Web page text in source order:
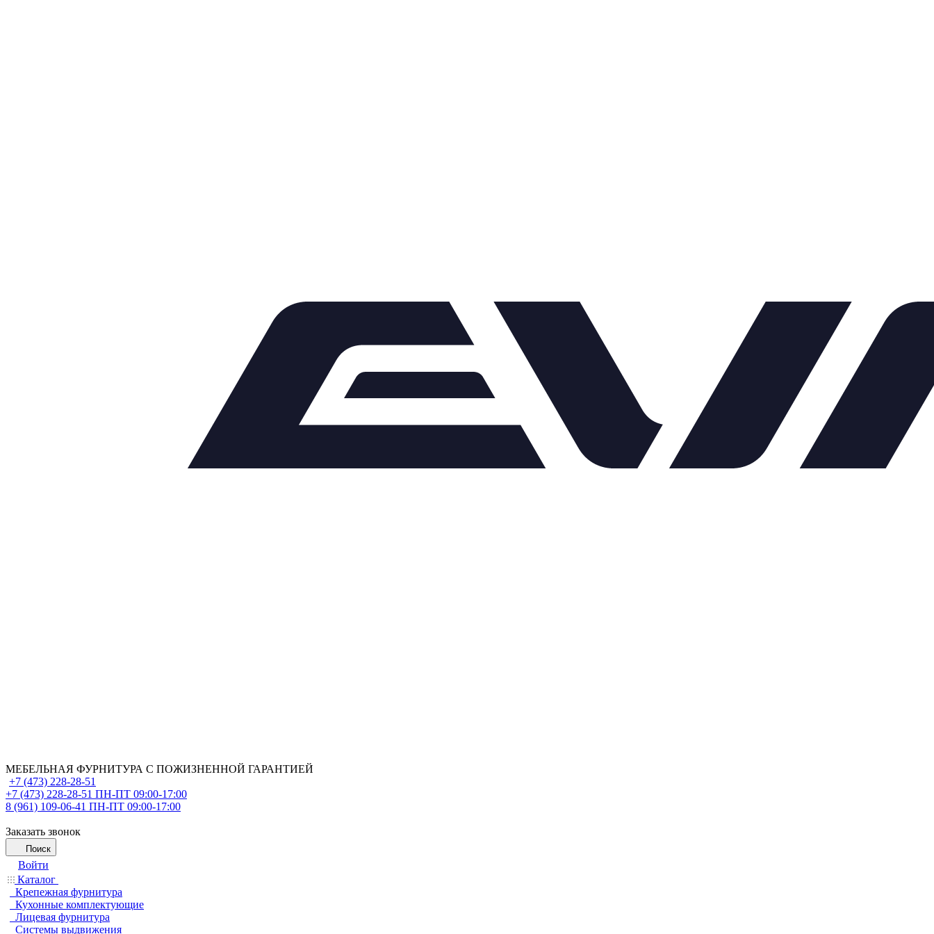
МЕБЕЛЬНАЯ ФУРНИТУРА С ПОЖИЗНЕННОЙ ГАРАНТИЕЙ
+7 (473) 228-28-51
+7 (473) 228-28-51 ПН-ПТ 09:00-17:00
8 (961) 109-06-41 ПН-ПТ 09:00-17:00
Заказать звонок
Поиск
Войти
Каталог
Крепежная фурнитура
Кухонные комплектующие
Лицевая фурнитура
Системы выдвижения